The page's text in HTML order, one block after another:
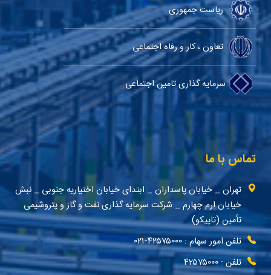
ریاست جمهوری
تعاون ، کار و رفاه اجتماعی
سرمایه گذاری تامین اجتماعی
تماس با ما
تهران _ خیابان پاسداران _ ابتدای خیابان اختیاریه جنوبی _ نبش
خیابان ارم چهارم _ شرکت سرمایه گذاری نفت و گاز و پتروشیمی
تأمین (تاپیکو)
تلفن امور سهام : ۴۲۵۷۵۰۰۰-۰۲۱
تلفن : ۴۲۵۷۵۰۰۰